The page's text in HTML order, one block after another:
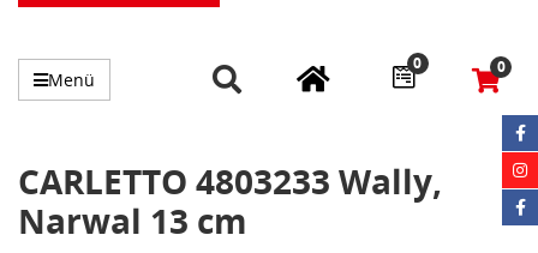
Menü
0 0
CARLETTO 4803233 Wally,
Narwal 13 cm